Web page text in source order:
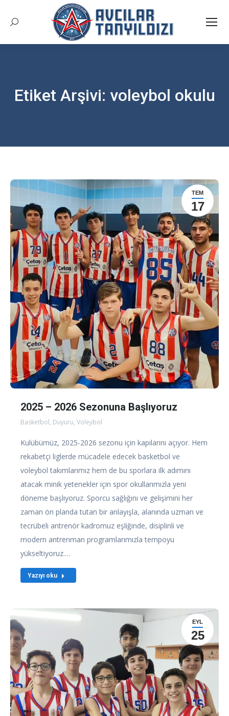
Arama:
Etiket Arşivi: voleybol okulu
TEM
17
2025 – 2026 Sezonuna Başlıyoruz
Basketbol, Duyuru, Voleybol
Kulübümüz, 2025-2026 sezonu için kapılarını açıyor. Hem
rekabetçi liglerde mücadele edecek basketbol ve
voleybol takımlarımız hem de bu sporlara ilk adımını
atacak minik yetenekler için spor okullarımızla yeni
döneme başlıyoruz. Sporcu sağlığını ve gelişimini her
zaman ön planda tutan bir anlayışla, alanında uzman ve
tecrübeli antrenör kadromuz eşliğinde, disiplinli ve
modern antrenman programlarımızla tempoyu
yükseltiyoruz.…
Yazıyı oku
EYL
25